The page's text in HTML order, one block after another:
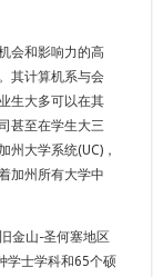
会和影响力的高
其计算机系与会
生大多可以在其
甚至在学生大三
州大学系统(UC)，
加州所有大学中
金山-圣何塞地区
学士学科和65个硕